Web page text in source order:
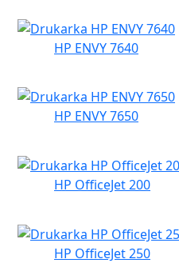
HP ENVY 7640
HP ENVY 7650
HP OfficeJet 200
HP OfficeJet 250